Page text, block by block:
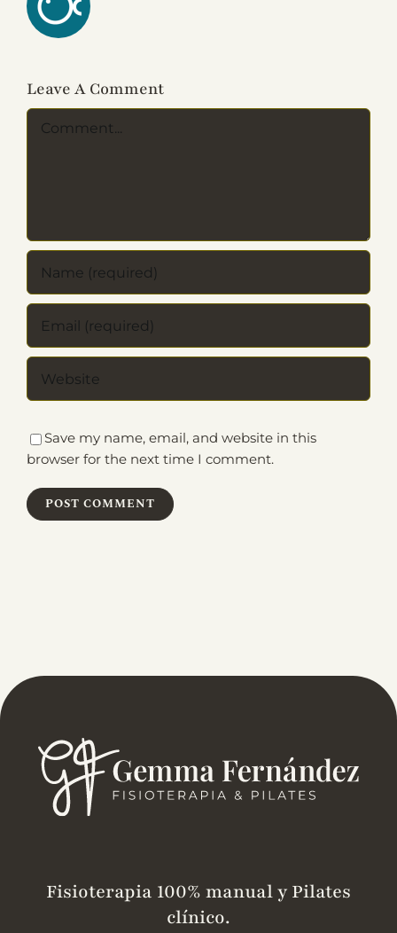
Leave A Comment
Comment
Save my name, email, and website in this
browser for the next time I comment.
Fisioterapia 100% manual y Pilates
clínico.